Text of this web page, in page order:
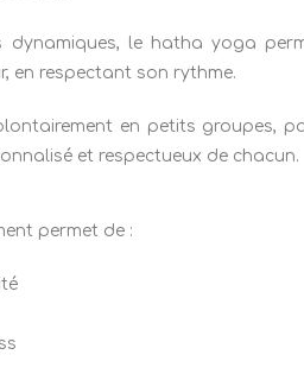
dynamiques, le hatha yoga
en respectant son rythme.
en petits groupes,
et respectueux de chacun.
permet de :